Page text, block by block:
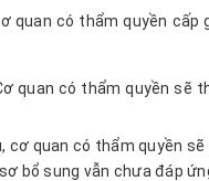
có thẩm quyền cấp
quan có thẩm quyền sẽ
quan có thẩm quyền
bổ sung vẫn chưa đáp